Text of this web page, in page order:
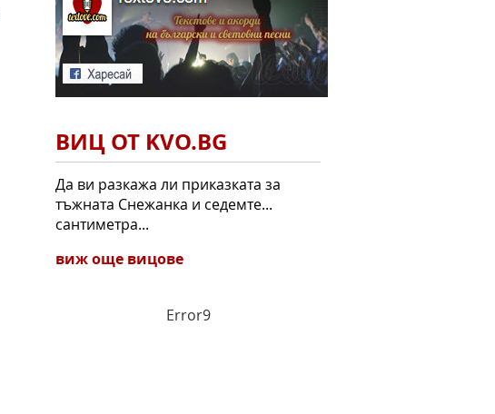
ВИЦ ОТ KVO.BG
Да ви разкажа ли приказката за
тъжната Снежанка и седемте...
сантиметра...
виж още вицове
Error9